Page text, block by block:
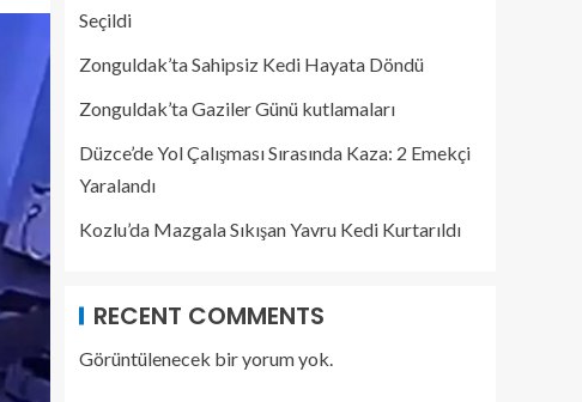
Seçildi
Zonguldak’ta Sahipsiz Kedi Hayata Döndü
Zonguldak’ta Gaziler Günü kutlamaları
Düzce’de Yol Çalışması Sırasında Kaza: 2 Emekçi
Yaralandı
Kozlu’da Mazgala Sıkışan Yavru Kedi Kurtarıldı
RECENT COMMENTS
Görüntülenecek bir yorum yok.